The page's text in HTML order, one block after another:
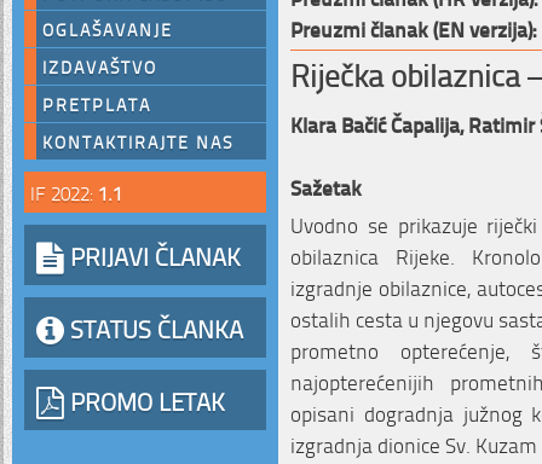
OGLAŠAVANJE
IZDAVAŠTVO
PRETPLATA
KONTAKTIRAJTE NAS
IF 2022: 1.1
PRIJAVI ČLANAK
STATUS ČLANKA
PROMO LETAK
Preuzmi članak (EN verzija):
Riječka obilaznica
Klara Bačić Čapalija,Ratimir
Sažetak
Uvodno se prikazuje
obilaznica Rijeke.
izgradnje obilaznice,
ostalih cesta u njegovu
prometno
najopterećenijih
opisani dogradnja južnog
izgradnja dionice Sv.